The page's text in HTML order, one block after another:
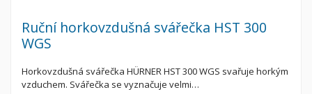
Ruční horkovzdušná svářečka HST 300
WGS
Horkovzdušná svářečka HÜRNER HST 300 WGS svařuje horkým
vzduchem. Svářečka se vyznačuje velmi…